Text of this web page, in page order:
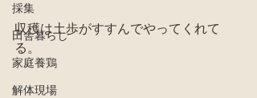
採集
田舎暮らし
家庭養鶏
解体現場
収穫は土歩がすすんでやってくれて
る。